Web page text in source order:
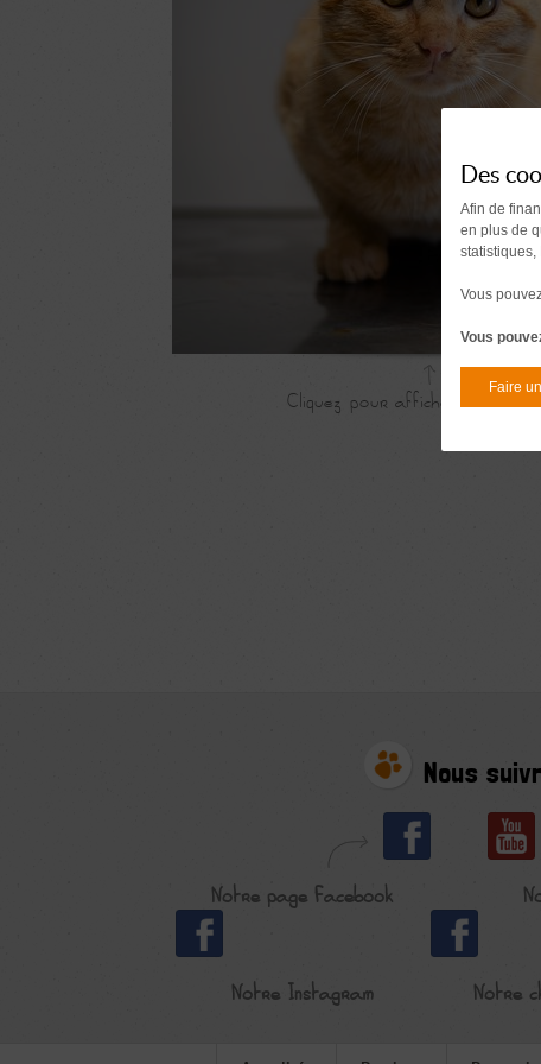
Nous
Notre page Facebook
Notre Instagram Notre
Des
Afin de
en plus de
statistiques,
Vous
Vous
Faire